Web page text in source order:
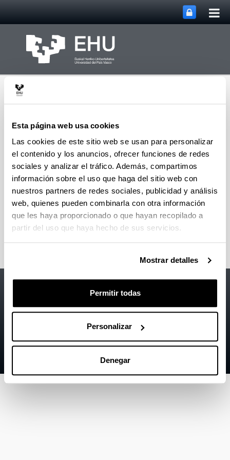
Esta página web usa cookies
Las cookies de este sitio web se usan para personalizar
el contenido y los anuncios, ofrecer funciones de redes
sociales y analizar el tráfico. Además, compartimos
información sobre el uso que haga del sitio web con
nuestros partners de redes sociales, publicidad y análisis
web, quienes pueden combinarla con otra información
que les haya proporcionado o que hayan recopilado a
partir del uso que haya hecho de sus servicios.
Mostrar detalles
Permitir todas
Personalizar
Denegar
Signaling Lab MenúAbrir/cerrar
Programa de Doctorado
Programa de Doctorado de Investigación
Biomédica
Accesibilidad
Mapa
EHU